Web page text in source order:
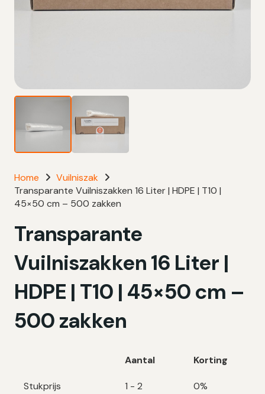
Home
Vuilniszak
Transparante Vuilniszakken 16 Liter | HDPE | T10 |
45×50 cm – 500 zakken
Transparante
Vuilniszakken 16 Liter |
HDPE | T10 | 45×50 cm –
500 zakken
Aantal Korting
Stukprijs 1 - 2 0%